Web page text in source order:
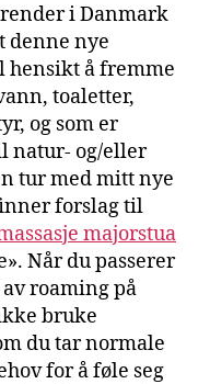
i Danmark
denne nye
hensikt å fremme
toaletter,
og som er
natur- og/eller
tur med mitt nye
forslag til
majorstua
Når du passerer
roaming på
bruke
du tar normale
for å føle seg